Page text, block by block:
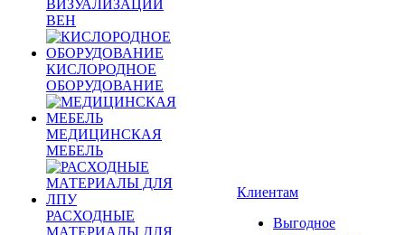
ВИЗУАЛИЗАЦИИ
ВЕН
КИСЛОРОДНОЕ
ОБОРУДОВАНИЕ
МЕДИЦИНСКАЯ
МЕБЕЛЬ
РАСХОДНЫЕ
МАТЕРИАЛЫ ДЛЯ
Клиентам
Выгодное